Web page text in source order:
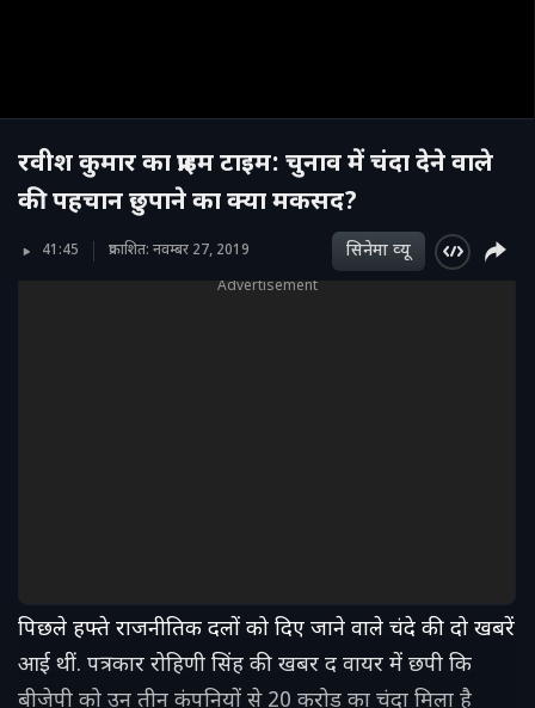
रवीश कुमार का प्राइम टाइम: चुनाव में चंदा देने वाले
की पहचान छुपाने का क्या मकसद?
41:45 प्रकाशित: नवम्बर 27, 2019 सिनेमा व्‍यू
Advertisement
पिछले हफ्ते राजनीतिक दलों को दिए जाने वाले चंदे की दो खबरें
आई थीं. पत्रकार रोहिणी सिंह की खबर द वायर में छपी कि
बीजेपी को उन तीन कंपनियों से 20 करोड़ का चंदा मिला है